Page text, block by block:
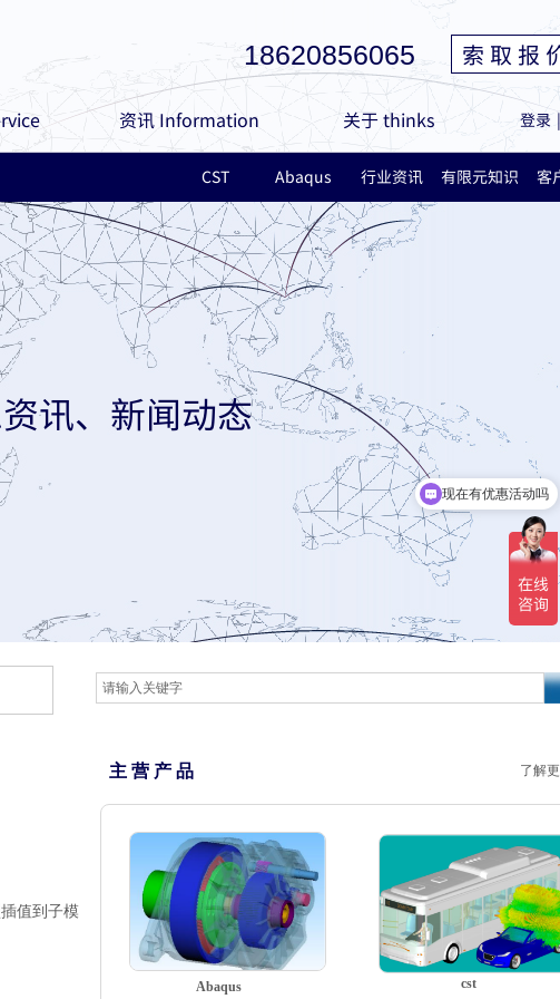
18620856065
登录 |
索 取 报
资讯 Information 关于 thinks
讯、新闻动态
CST Abaqus 行业资讯 有限元知识 客
值到子模
主 营 产 品 了解
cst
Abaqus
可以介绍下你们的产品么
现在有优惠活动吗